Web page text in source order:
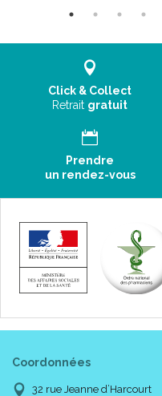
Click & Collect
Retrait gratuit
Prendre
un rendez-vous
Coordonnées
32 rue Jeanne d’Harcourt